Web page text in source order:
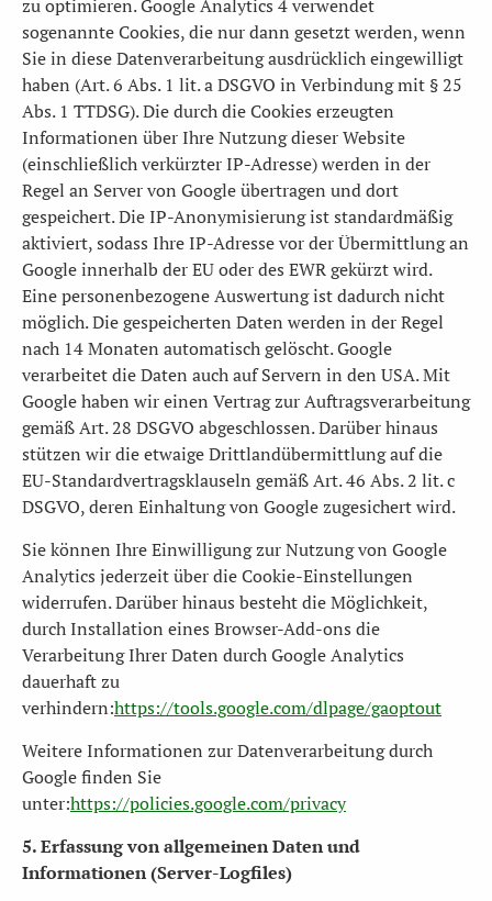
zu optimieren. Google Analytics 4 verwendet
sogenannte Cookies, die nur dann gesetzt werden, wenn
Sie in diese Datenverarbeitung ausdrücklich eingewilligt
haben (Art. 6 Abs. 1 lit. a DSGVO in Verbindung mit § 25
Abs. 1 TTDSG). Die durch die Cookies erzeugten
Informationen über Ihre Nutzung dieser Website
(einschließlich verkürzter IP-Adresse) werden in der
Regel an Server von Google übertragen und dort
gespeichert. Die IP-Anonymisierung ist standardmäßig
aktiviert, sodass Ihre IP-Adresse vor der Übermittlung an
Google innerhalb der EU oder des EWR gekürzt wird.
Eine personenbezogene Auswertung ist dadurch nicht
möglich. Die gespeicherten Daten werden in der Regel
nach 14 Monaten automatisch gelöscht. Google
verarbeitet die Daten auch auf Servern in den USA. Mit
Google haben wir einen Vertrag zur Auftragsverarbeitung
gemäß Art. 28 DSGVO abgeschlossen. Darüber hinaus
stützen wir die etwaige Drittlandübermittlung auf die
EU-Standardvertragsklauseln gemäß Art. 46 Abs. 2 lit. c
DSGVO, deren Einhaltung von Google zugesichert wird.
Sie können Ihre Einwilligung zur Nutzung von Google
Analytics jederzeit über die Cookie-Einstellungen
widerrufen. Darüber hinaus besteht die Möglichkeit,
durch Installation eines Browser-Add-ons die
Verarbeitung Ihrer Daten durch Google Analytics
dauerhaft zu
verhindern:https://tools.google.com/dlpage/gaoptout
Weitere Informationen zur Datenverarbeitung durch
Google finden Sie
unter:https://policies.google.com/privacy
5. Erfassung von allgemeinen Daten und
Informationen (Server-Logfiles)